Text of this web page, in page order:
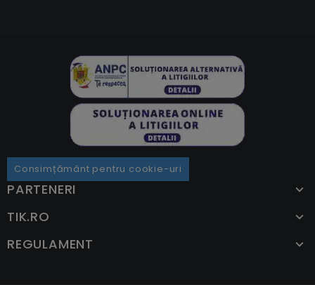
Consimțământ pentru cookie-uri
PARTENERI
TIK.RO
REGULAMENT